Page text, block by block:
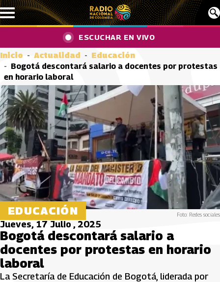
Pasar al contenido principal
ESCUCHAR EN VIVO
Inicio Actualidad
Educación
Bogotá descontará salario a docentes por protestas
en horario laboral
EDUCACIÓN Foto: Redes sociales
Jueves, 17 Julio , 2025
Bogotá descontará salario a
docentes por protestas en horario
laboral
La Secretaría de Educación de Bogotá, liderada por